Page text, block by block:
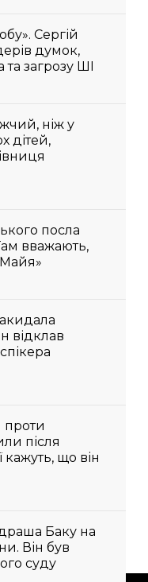
Сергій
думок,
та загрозу ШІ
ніж у
дітей,
посла
вважають,
відклав
проти
після
кажуть, що він
Баку на
Він був
суду